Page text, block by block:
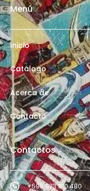
Menú
Inicio
Catálogo
Acerca de
Contacto
Contactos
+595 973 610 480